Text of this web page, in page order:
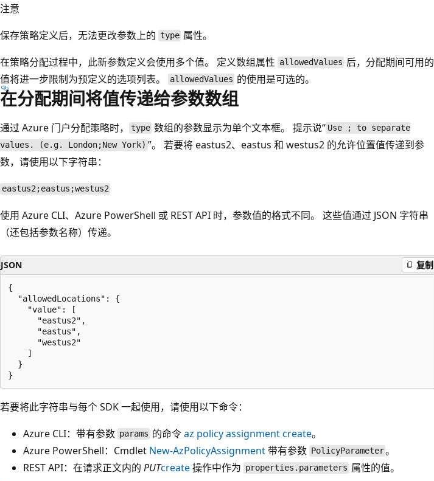
注意
保存策略定义后，无法更改参数上的 type 属性。
在策略分配过程中，此新参数定义会使用多个值。 定义数组属性 allowedValues 后，分配期间可用的
值将进一步限制为预定义的选项列表。
allowedValues 的使用是可选的。
在分配期间将值传递给参数数组
通过 Azure 门户分配策略时， type 数组的参数显示为单个文本框。 提示说“ Use ; to separate
values. (e.g. London;New York) ”。 若要将 eastus2、eastus 和 westus2 的允许位置值传递到参
数，请使用以下字符串：
eastus2;eastus;westus2
使用 Azure CLI、Azure PowerShell 或 REST API 时，参数值的格式不同。 这些值通过 JSON 字符串
（还包括参数名称）传递。
JSON 复制
{
  "allowedLocations": {
    "value": [
      "eastus2",
      "eastus",
      "westus2"
    ]
  }
若要将此字符串与每个 SDK 一起使用，请使用以下命令：
Azure CLI：带有参数 params 的命令az policy assignment create。
Azure PowerShell：Cmdlet New-AzPolicyAssignment带有参数 PolicyParameter。
REST API：在请求正文内的 PUTcreate操作中作为 properties.parameters 属性的值。